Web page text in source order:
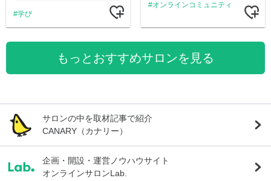
学び
オンラインコミュニティ
もっとおすすめサロンを見る
サロンの中を取材記事で紹介
CANARY（カナリー）
企画・開設・運営ノウハウサイト
オンラインサロンLab.